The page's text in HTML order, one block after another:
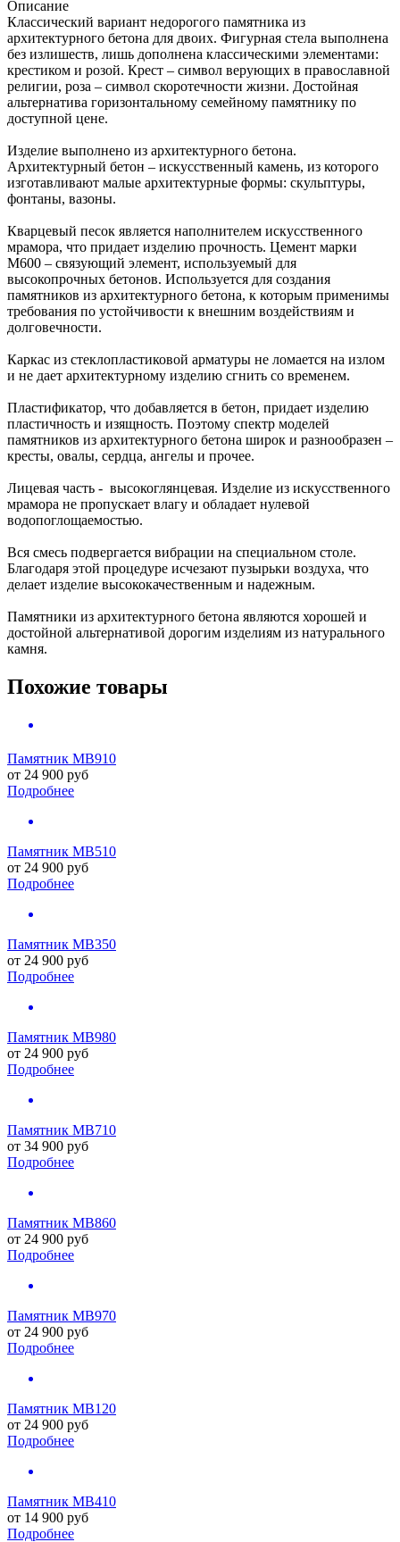
Описание
Классический вариант недорогого памятника из
архитектурного бетона для двоих. Фигурная стела выполнена
без излишеств, лишь дополнена классическими элементами:
крестиком и розой. Крест – символ верующих в православной
религии, роза – символ скоротечности жизни. Достойная
альтернатива горизонтальному семейному памятнику по
доступной цене.
Изделие выполнено из архитектурного бетона.
Архитектурный бетон – искусственный камень, из которого
изготавливают малые архитектурные формы: скульптуры,
фонтаны, вазоны.
Кварцевый песок является наполнителем искусственного
мрамора, что придает изделию прочность. Цемент марки
М600 – связующий элемент, используемый для
высокопрочных бетонов. Используется для создания
памятников из архитектурного бетона, к которым применимы
требования по устойчивости к внешним воздействиям и
долговечности.
Каркас из стеклопластиковой арматуры не ломается на излом
и не дает архитектурному изделию сгнить со временем.
Пластификатор, что добавляется в бетон, придает изделию
пластичность и изящность. Поэтому спектр моделей
памятников из архитектурного бетона широк и разнообразен –
кресты, овалы, сердца, ангелы и прочее.
Лицевая часть - высокоглянцевая. Изделие из искусственного
мрамора не пропускает влагу и обладает нулевой
водопоглощаемостью.
Вся смесь подвергается вибрации на специальном столе.
Благодаря этой процедуре исчезают пузырьки воздуха, что
делает изделие высококачественным и надежным.
Памятники из архитектурного бетона являются хорошей и
достойной альтернативой дорогим изделиям из натурального
камня.
Похожие товары
Памятник MB910
от 24 900 руб
Подробнее
Памятник MB510
от 24 900 руб
Подробнее
Памятник MB350
от 24 900 руб
Подробнее
Памятник MB980
от 24 900 руб
Подробнее
Памятник MB710
от 34 900 руб
Подробнее
Памятник MB860
от 24 900 руб
Подробнее
Памятник MB970
от 24 900 руб
Подробнее
Памятник MB120
от 24 900 руб
Подробнее
Памятник MB410
от 14 900 руб
Подробнее